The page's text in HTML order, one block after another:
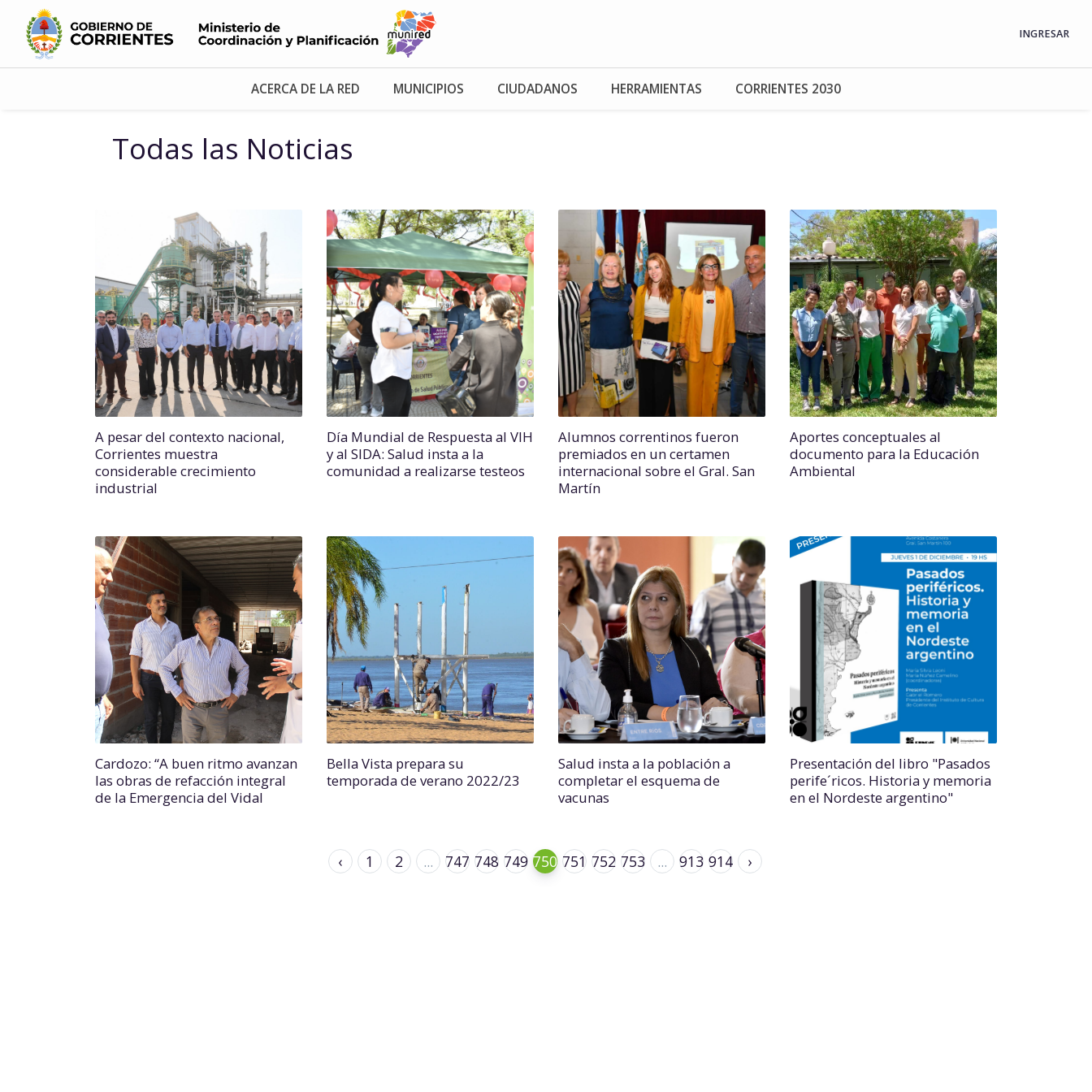
INGRESAR
ACERCA DE LA RED MUNICIPIOS CIUDADANOS HERRAMIENTAS CORRIENTES 2030
Todas las Noticias
A pesar del contexto nacional,
Corrientes muestra
considerable crecimiento
industrial
Día Mundial de Respuesta al VIH
y al SIDA: Salud insta a la
comunidad a realizarse testeos
Alumnos correntinos fueron
premiados en un certamen
internacional sobre el Gral. San
Martín
Aportes conceptuales al
documento para la Educación
Ambiental
Cardozo: “A buen ritmo avanzan
las obras de refacción integral
de la Emergencia del Vidal
Bella Vista prepara su
temporada de verano 2022/23
Salud insta a la población a
completar el esquema de
vacunas
Presentación del libro "Pasados
perife´ricos. Historia y memoria
en el Nordeste argentino"
‹ 1 2 ... 747 748 749 750 751 752 753 ... 913 914 ›